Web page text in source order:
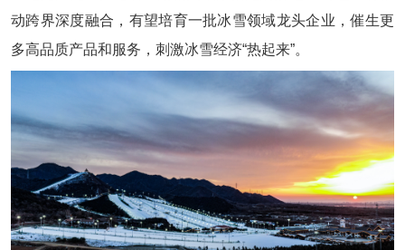
动跨界深度融合，有望培育一批冰雪领域龙头企业，催生更
多高品质产品和服务，刺激冰雪经济“热起来”。